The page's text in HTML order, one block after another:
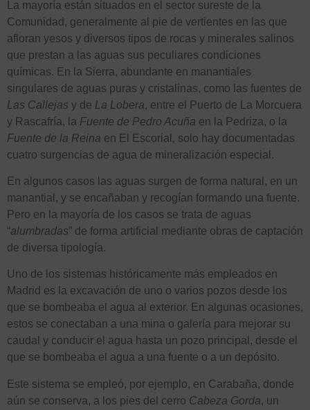
La mayoría están situados en el sector sureste de la
Comunidad, generalmente al pie de vertientes en las que
afloran yesos y diversos tipos de rocas y minerales salinos
que prestan a las aguas sus peculiares condiciones
químicas. En la Sierra, abundante en manantiales
singulares de aguas puras y cristalinas, como las fuentes de
Las Callejas y de La Lobera, entre el Puerto de La Morcuera
y Rascafría, la Fuente de Pedro Acuña en la Pedriza, o la
Fuente de la Reina en El Escorial, solo hay documentadas
cuatro surgencias de agua de mineralización especial.
En algunos casos las aguas surgen de forma natural, en un
manantial, y se encañaban y recogían formando una fuente.
Pero en la mayoría de los casos se trata de aguas
“alumbradas” de forma artificial mediante obras de captación
de diversa tipología.
Uno de los sistemas históricamente más empleados en
Madrid es la excavación de uno o varios pozos desde los
que se bombeaba el agua al exterior. En algunas ocasiones,
estos se conectaban a una mina o galería para mejorar su
caudal y conducir el agua hasta un pozo principal, desde el
que se bombeaba el agua a una fuente o a un depósito.
Este sistema se empleó, por ejemplo, en Carabaña, donde
aún se conserva, a los pies del cerro Cabeza Gorda, un